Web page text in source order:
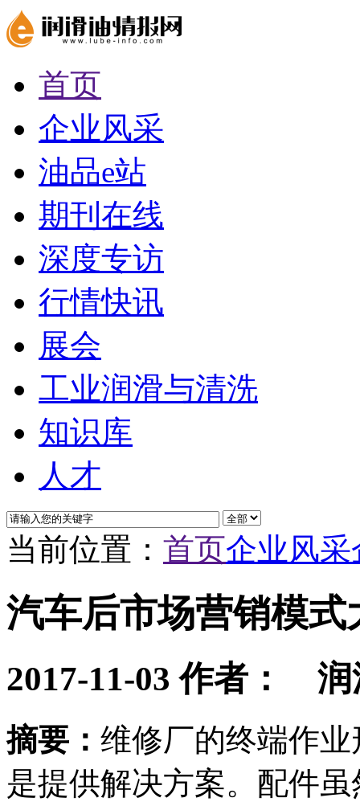
首页
企业风采
油品e站
期刊在线
深度专访
行情快讯
展会
工业润滑与清洗
知识库
人才
当前位置： 首页企业风采
汽车后市场营销模式
2017-11-03 作者： 润
摘要： 维修厂的终端作
是提供解决方案。配件